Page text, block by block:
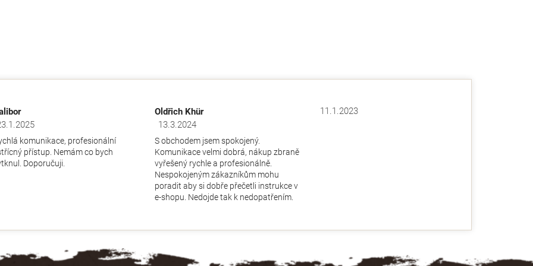
obchodu je 5 z 5 hvězdiček.
komunikace, profesionální
přístup. Nemám co bych
Doporučuji.
Oldřich Khür
Hodnocení obchodu je 5 z 5 hvězdiček.
13.3.2024
S obchodem jsem spokojený.
Komunikace velmi dobrá, nákup zbraně
vyřešený rychle a profesionálně.
Nespokojeným zákazníkům mohu
poradit aby si dobře přečetli instrukce v
e-shopu. Nedojde tak k nedopatřením.
Hodnocení obchodu je 5 z 5 hvězdiček.
11.1.2023